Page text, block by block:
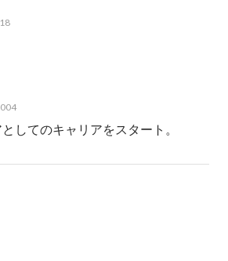
してのキャリアをスタート。